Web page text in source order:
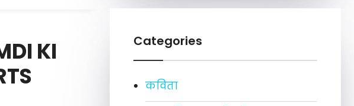
KI
Categories
कविता